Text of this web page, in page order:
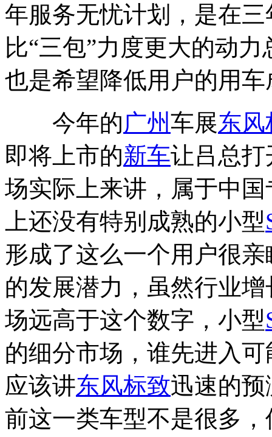
年服务无忧计划，是在
比“三包”力度更大的动
也是希望降低用户的用车
今年的广州车展东风
即将上市的新车让吕总
场实际上来讲，属于中
上还没有特别成熟的小型
形成了这么一个用户很
的发展潜力，虽然行业
场远高于这个数字，小型
的细分市场，谁先进入
应该讲东风标致迅速的
前这一类车型不是很多